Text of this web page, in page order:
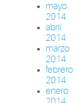
mayo
2014
abril
2014
marzo
2014
febrero
2014
enero